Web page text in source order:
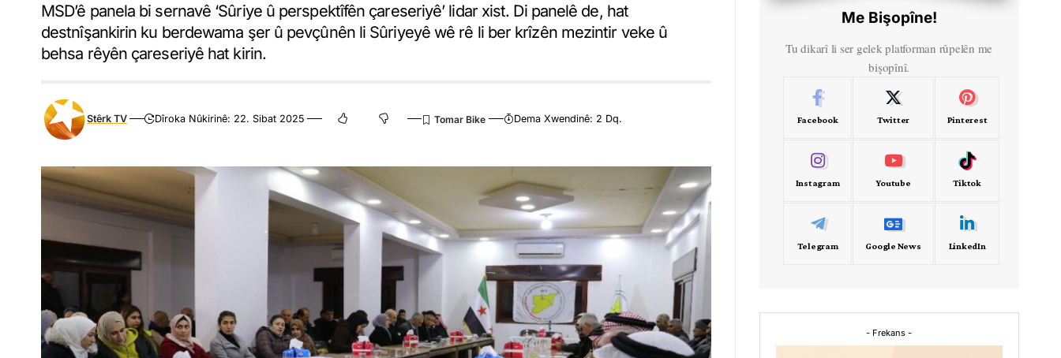
MSD’ê panela bi sernavê ‘Sûriye û perspektîfên çareseriyê’ lidar xist. Di panelê de, hat
destnîşankirin ku berdewama şer û pevçûnên li Sûriyeyê wê rê li ber krîzên mezintir veke û
behsa rêyên çareseriyê hat kirin.
Stêrk TV Dîroka Nûkirinê: 22. Sibat 2025 Dema Xwendinê: 2 Dq.
Me Bişopîne!
Tu dikarî li ser gelek platforman rûpelên me
bişopînî.
Facebook Twitter Pinterest
Instagram Youtube Tiktok
Telegram Google News LinkedIn
- Frekans -